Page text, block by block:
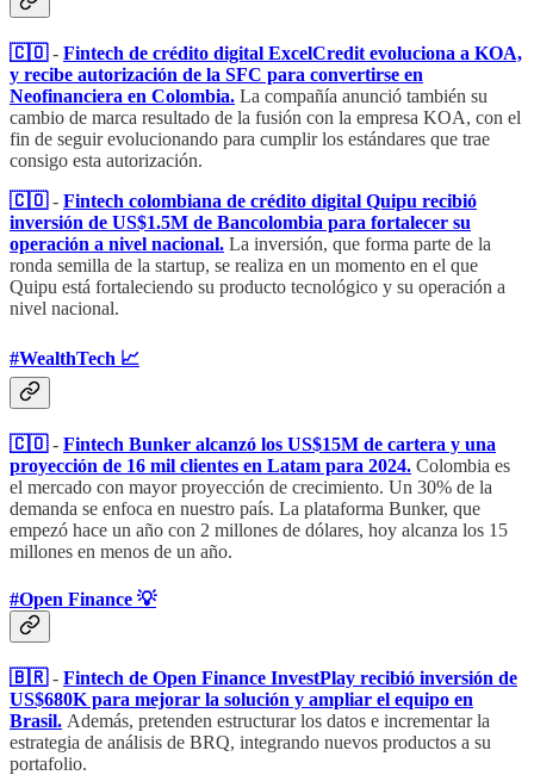
🇨🇴- Fintech de crédito digital ExcelCredit evoluciona a KOA,
y recibe autorización de la SFC para convertirse en
Neofinanciera en Colombia. La compañía anunció también su
cambio de marca resultado de la fusión con la empresa KOA, con el
fin de seguir evolucionando para cumplir los estándares que trae
consigo esta autorización.
🇨🇴- Fintech colombiana de crédito digital Quipu recibió
inversión de US$1.5M de Bancolombia para fortalecer su
operación a nivel nacional. La inversión, que forma parte de la
ronda semilla de la startup, se realiza en un momento en el que
Quipu está fortaleciendo su producto tecnológico y su operación a
nivel nacional.
#WealthTech 📈
🇨🇴- Fintech Bunker alcanzó los US$15M de cartera y una
proyección de 16 mil clientes en Latam para 2024. Colombia es
el mercado con mayor proyección de crecimiento. Un 30% de la
demanda se enfoca en nuestro país. La plataforma Bunker, que
empezó hace un año con 2 millones de dólares, hoy alcanza los 15
millones en menos de un año.
#Open Finance 💡
🇧🇷 - Fintech de Open Finance InvestPlay recibió inversión de
US$680K para mejorar la solución y ampliar el equipo en
Brasil. Además, pretenden estructurar los datos e incrementar la
estrategia de análisis de BRQ, integrando nuevos productos a su
portafolio.